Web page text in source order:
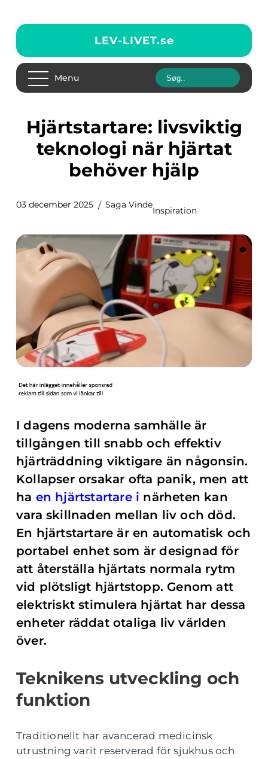
LEV-LIVET.se
Menu
Hjärtstartare: livsviktig
teknologi när hjärtat
behöver hjälp
03 december 2025 Saga Vinde
Inspiration
I dagens moderna samhälle är
tillgången till snabb och effektiv
hjärträddning viktigare än någonsin.
Kollapser orsakar ofta panik, men att
ha en hjärtstartare i närheten kan
vara skillnaden mellan liv och död.
En hjärtstartare är en automatisk och
portabel enhet som är designad för
att återställa hjärtats normala rytm
vid plötsligt hjärtstopp. Genom att
elektriskt stimulera hjärtat har dessa
enheter räddat otaliga liv världen
över.
Teknikens utveckling och
funktion
Traditionellt har avancerad medicinsk
utrustning varit reserverad för sjukhus och